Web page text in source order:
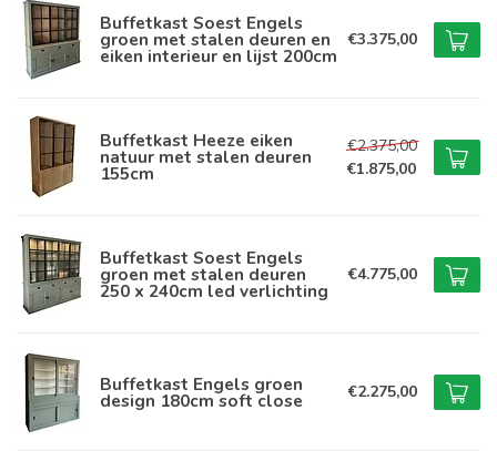
Buffetkast Soest Engels
groen met stalen deuren en
eiken interieur en lijst 200cm
€3.375,00
Buffetkast Heeze eiken
natuur met stalen deuren
155cm
€2.375,00
€1.875,00
Buffetkast Soest Engels
groen met stalen deuren
250 x 240cm led verlichting
€4.775,00
Buffetkast Engels groen
design 180cm soft close €2.275,00